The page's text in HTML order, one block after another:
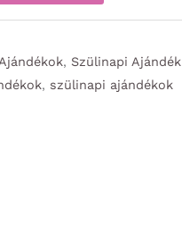
, Szülinapi Ajándék
, szülinapi ajándékok